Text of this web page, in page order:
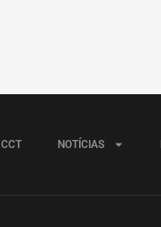
CCT NOTÍCIAS